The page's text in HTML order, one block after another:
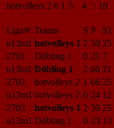
hotvolleys 2 6 1 5 4 : 10
Liga/# Teams S P S1
u13m1 hotvolleys 1 2 50 25
2701
Döbling 1 0 21 7
u13m1 Döbling 1 2 66 21
2702
hotvolleys 2 1 66 25
u13m1 hotvolleys 2 0 24 12
2703
hotvolleys 1 2 50 25
u13m1 Döbling 1 0 23 13